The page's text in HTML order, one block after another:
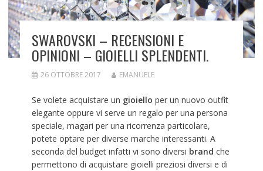
SWAROVSKI – RECENSIONI E
OPINIONI – GIOIELLI SPLENDENTI.
26 OTTOBRE 2017 EMANUELE
Se volete acquistare un gioiello per un nuovo outfit
elegante oppure vi serve un regalo per una persona
speciale, magari per una ricorrenza particolare,
potete optare per diverse marche interessanti. A
seconda del budget infatti vi sono diversi brand che
permettono di acquistare gioielli preziosi diversi e di